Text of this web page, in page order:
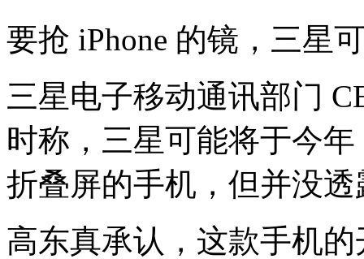
要抢 iPhone 的镜，三星
三星电子移动通讯部门
时称，三星可能将于今
折叠屏的手机，但并没
高东真承认，这款手机